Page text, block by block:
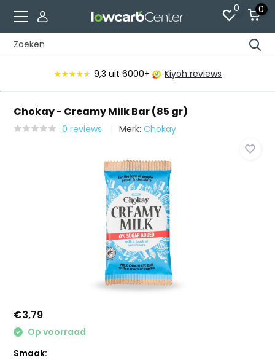
0 0
★★★★★
★★★★★ 9,3 uit 6000+ Kiyoh reviews
Chokay - Creamy Milk Bar (85 gr)
0 reviews Merk:Chokay
€3,79
Op voorraad
Smaak: